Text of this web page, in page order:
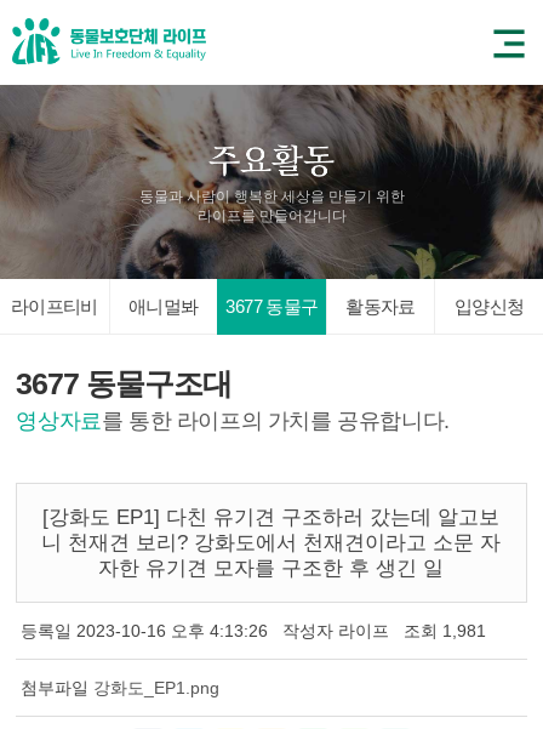
동물과 사람이 행복한 세상을 만들기 위한
라이프를 만들어갑니다
라이프티비 애니멀봐 3677 동물구 활동자료 입양신청
3677 동물구조대
영상자료를 통한 라이프의 가치를 공유합니다.
[강화도 EP1] 다친 유기견 구조하러 갔는데 알고보
니 천재견 보리? 강화도에서 천재견이라고 소문 자
자한 유기견 모자를 구조한 후 생긴 일
등록일 2023-10-16 오후 4:13:26 작성자 라이프 조회 1,981
첨부파일 강화도_EP1.png